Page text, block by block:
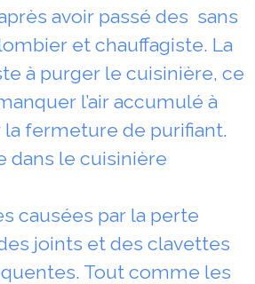
avoir passé des sans
et chauffagiste. La
à purger le cuisinière, ce
l’air accumulé à
la fermeture de purifiant.
dans le cuisinière
causées par la perte
joints et des clavettes
Tout comme les